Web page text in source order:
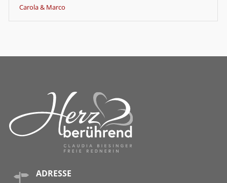
Carola & Marco
ADRESSE